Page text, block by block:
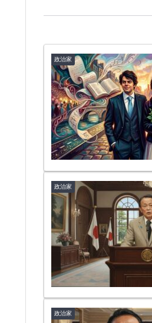
政治家
政治家
政治家